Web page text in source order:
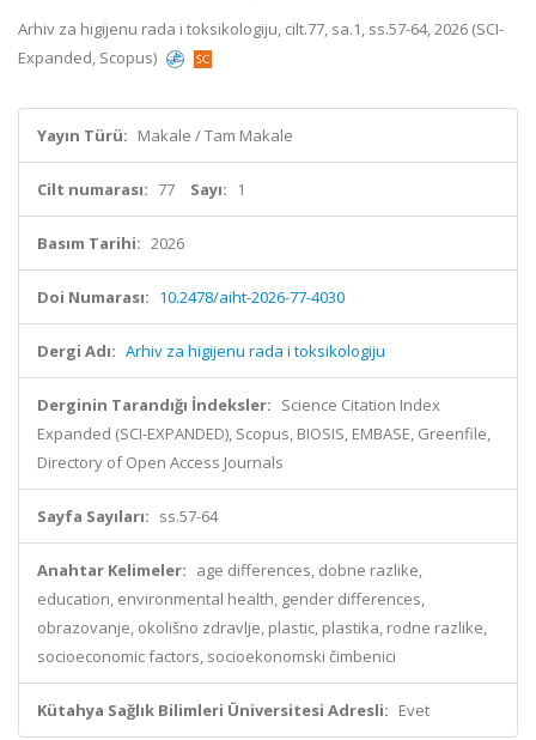
Arhiv za higijenu rada i toksikologiju, cilt.77, sa.1, ss.57-64, 2026 (SCI-
Expanded, Scopus)
Yayın Türü: Makale / Tam Makale
Cilt numarası: 77 Sayı: 1
Basım Tarihi: 2026
Doi Numarası: 10.2478/aiht-2026-77-4030
Dergi Adı: Arhiv za higijenu rada i toksikologiju
Derginin Tarandığı İndeksler: Science Citation Index
Expanded (SCI-EXPANDED), Scopus, BIOSIS, EMBASE, Greenfile,
Directory of Open Access Journals
Sayfa Sayıları: ss.57-64
Anahtar Kelimeler: age differences, dobne razlike,
education, environmental health, gender differences,
obrazovanje, okolišno zdravlje, plastic, plastika, rodne razlike,
socioeconomic factors, socioekonomski čimbenici
Kütahya Sağlık Bilimleri Üniversitesi Adresli: Evet